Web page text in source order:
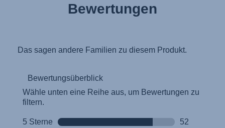
Bewertungen